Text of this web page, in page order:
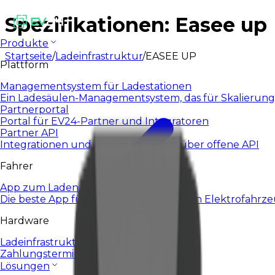
Produkte
Plattform
Managementsystem für Ladestationen
Ein Ladesäulen-Managementsystem, das für
Partnerportal
Portal für EV24-Partner und Integratoren
Partner API
Integrationen und Automatisierung über offene API
Fahrer
App zum Laden von E-Autos
Die beste App für das tägliche Laden von
Hardware
Ladeinfrastruktur
Zahlungsterminals
Lösungen
Spezifikationen: Easee up
Startseite/Ladeinfrastruktur/EASEE UP